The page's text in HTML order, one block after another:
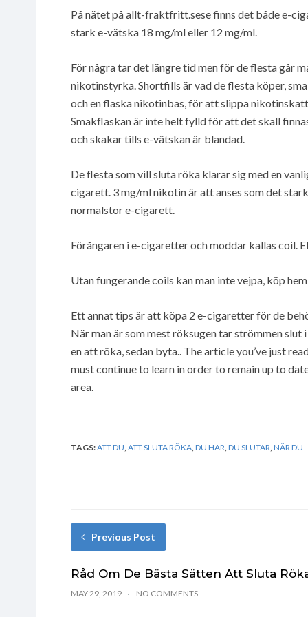
På nätet på allt-fraktfritt.sese finns det både e-
stark e-vätska 18 mg/ml eller 12 mg/ml.
För några tar det längre tid men för de flesta går
nikotinstyrka. Shortfills är vad de flesta köper,
och en flaska nikotinbas, för att slippa
Smakflaskan är inte helt fylld för att det skall
och skakar tills e-vätskan är blandad.
De flesta som vill sluta röka klarar sig med en
cigarett. 3 mg/ml nikotin är att anses som det
normalstor e-cigarett.
Förångaren i e-cigaretter och moddar kallas coil.
Utan fungerande coils kan man inte vejpa, köp
Ett annat tips är att köpa 2 e-cigaretter för de
När man är som mest röksugen tar strömmen
en att röka, sedan byta.. The article you’ve just
must continue to learn in order to remain up to
area.
TAGS:ATT DU ATT SLUTA RÖKA DU HAR DU SLUTAR NÄR DU
Previous Post
Råd Om De Bästa Sätten Att Sluta
MAY 29, 2019 NO COMMENTS